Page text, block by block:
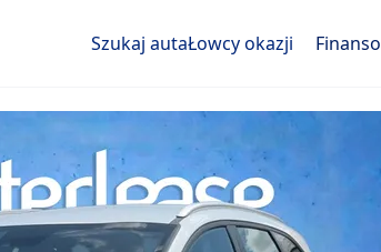
Szukaj autaŁowcy okazji